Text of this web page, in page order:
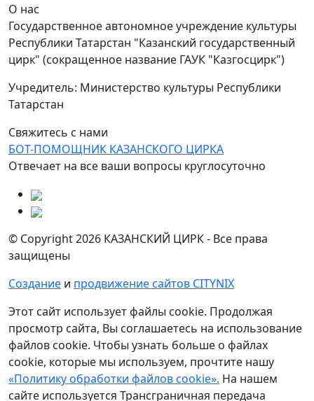
О нас
Государственное автономное учреждение культуры
Республики Татарстан "Казанский государственный
цирк" (сокращенное название ГАУК "Казгосцирк")
Учредитель: Министерство культуры Республики
Татарстан
Свяжитесь с нами
БОТ-ПОМОЩНИК КАЗАНСКОГО ЦИРКА
Отвечает на все ваши вопросы круглосуточно
© Copyright 2026 КАЗАНСКИЙ ЦИРК - Все права
защищены
Создание и продвижение сайтов CITYNIX
Этот сайт использует файлы cookie. Продолжая
просмотр сайта, Вы соглашаетесь на использование
файлов cookie. Чтобы узнать больше о файлах
cookie, которые мы используем, прочтите нашу
«Политику обработки файлов cookie». На нашем
сайте используется Трансграничная передача